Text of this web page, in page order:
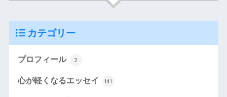
カテゴリー
プロフィール 2
心が軽くなるエッセイ 141